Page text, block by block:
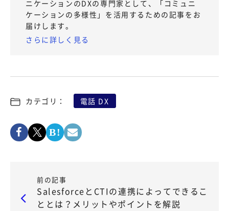
ニケーションのDXの専門家として、「コミュニ
ケーションの多様性」を活用するための記事をお
届けします。
さらに詳しく見る
カテゴリ： 電話 DX
前の記事
SalesforceとCTIの連携によってできるこ
ととは？メリットやポイントを解説